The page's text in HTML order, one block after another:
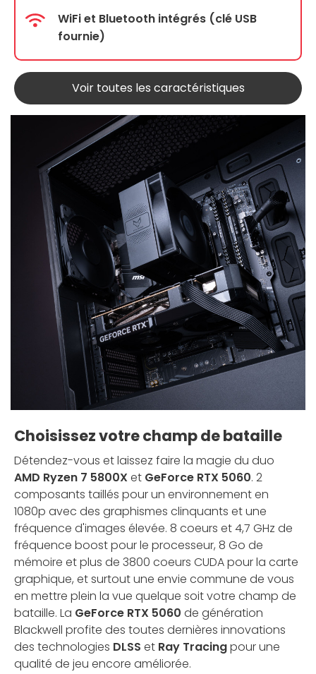
WiFi et Bluetooth intégrés (clé USB
fournie)
Voir toutes les caractéristiques
Choisissez votre champ de bataille
Détendez-vous et laissez faire la magie du duo
AMD Ryzen 7 5800X et GeForce RTX 5060. 2
composants taillés pour un environnement en
1080p avec des graphismes clinquants et une
fréquence d'images élevée. 8 coeurs et 4,7 GHz de
fréquence boost pour le processeur, 8 Go de
mémoire et plus de 3800 coeurs CUDA pour la carte
graphique, et surtout une envie commune de vous
en mettre plein la vue quelque soit votre champ de
bataille. La GeForce RTX 5060 de génération
Blackwell profite des toutes dernières innovations
des technologies DLSS et Ray Tracingpour une
qualité de jeu encore améliorée.